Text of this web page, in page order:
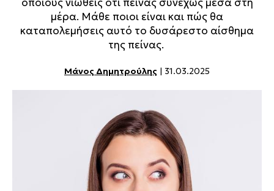
μέρα. Μάθε ποιοι είναι και πώς θα
καταπολεμήσεις αυτό το δυσάρεστο αίσθημα
της πείνας.
Μάνος Δημητρούλης | 31.03.2025